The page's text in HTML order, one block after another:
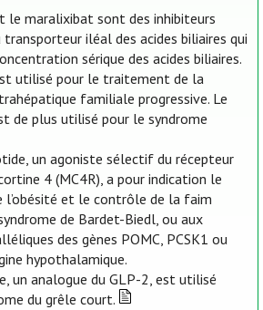
le maralixibat sont des inhibiteurs
transporteur iléal des acides biliaires qui
sérique des acides biliaires.
utilisé pour le traitement de la
familiale progressive. Le
de plus utilisé pour le syndrome
un agoniste sélectif du récepteur
4 (MC4R), a pour indication le
et le contrôle de la faim
de Bardet-Biedl, ou aux
des gènes POMC, PCSK1 ou
hypothalamique.
un analogue du GLP-2, est utilisé
du grêle court.